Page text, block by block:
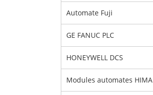
Automate Fuji
GE FANUC PLC
HONEYWELL DCS
Modules automates HIMA